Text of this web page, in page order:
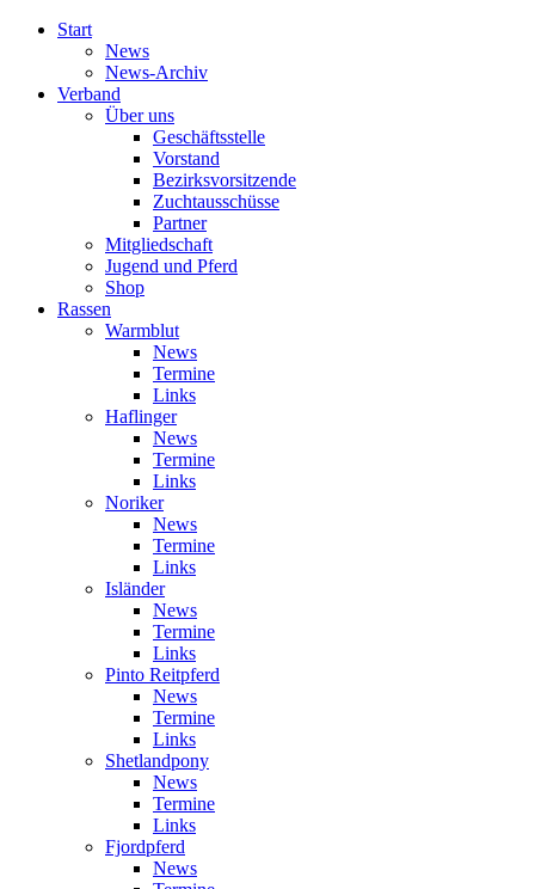
Start
News
News-Archiv
Verband
Über uns
Geschäftsstelle
Vorstand
Bezirksvorsitzende
Zuchtausschüsse
Partner
Mitgliedschaft
Jugend und Pferd
Shop
Rassen
Warmblut
News
Termine
Links
Haflinger
News
Termine
Links
Noriker
News
Termine
Links
Isländer
News
Termine
Links
Pinto Reitpferd
News
Termine
Links
Shetlandpony
News
Termine
Links
Fjordpferd
News